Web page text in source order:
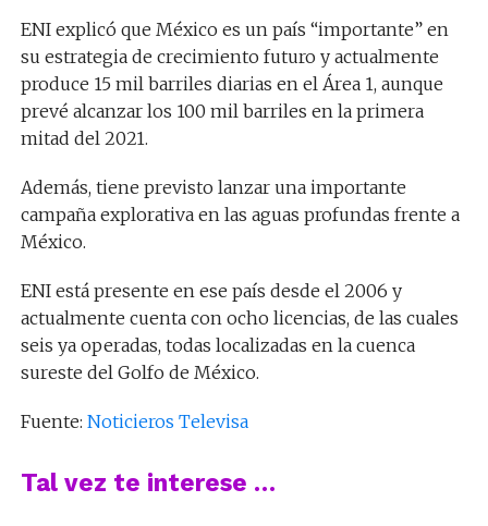
ENI explicó que México es un país “importante” en
su estrategia de crecimiento futuro y actualmente
produce 15 mil barriles diarias en el Área 1, aunque
prevé alcanzar los 100 mil barriles en la primera
mitad del 2021.
Además, tiene previsto lanzar una importante
campaña explorativa en las aguas profundas frente a
México.
ENI está presente en ese país desde el 2006 y
actualmente cuenta con ocho licencias, de las cuales
seis ya operadas, todas localizadas en la cuenca
sureste del Golfo de México.
Fuente: Noticieros Televisa
Tal vez te interese …